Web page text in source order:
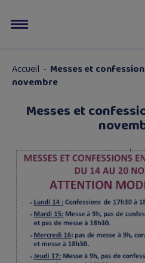
Accueil - Messes et
novembre
Messes et